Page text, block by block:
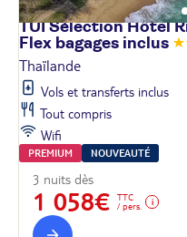
TUI Sélection Hôtel
Flex bagages inclus
Thaïlande
Vols et transferts inclus
Tout compris
Wifi
PREMIUM NOUVEAUTÉ
3 nuits dès
1 058€
TTC
/ pers.